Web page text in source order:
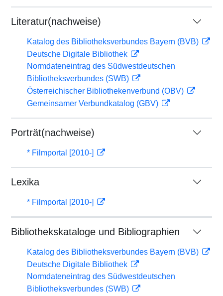
Literatur(nachweise)
Katalog des Bibliotheksverbundes Bayern (BVB)
Deutsche Digitale Bibliothek
Normdateneintrag des Südwestdeutschen
Bibliotheksverbundes (SWB)
Österreichischer Bibliothekenverbund (OBV)
Gemeinsamer Verbundkatalog (GBV)
Porträt(nachweise)
* Filmportal [2010-]
Lexika
* Filmportal [2010-]
Bibliothekskataloge und Bibliographien
Katalog des Bibliotheksverbundes Bayern (BVB)
Deutsche Digitale Bibliothek
Normdateneintrag des Südwestdeutschen
Bibliotheksverbundes (SWB)